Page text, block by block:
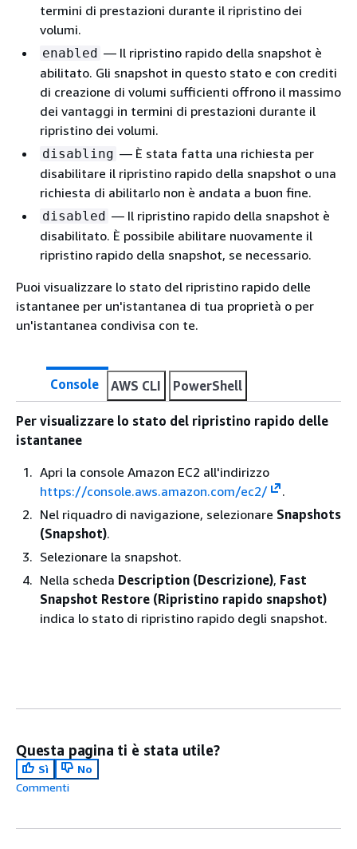
termini di prestazioni durante il ripristino dei
volumi.
enabled — Il ripristino rapido della snapshot è
abilitato. Gli snapshot in questo stato e con crediti
di creazione di volumi sufficienti offrono il massimo
dei vantaggi in termini di prestazioni durante il
ripristino dei volumi.
disabling — È stata fatta una richiesta per
disabilitare il ripristino rapido della snapshot o una
richiesta di abilitarlo non è andata a buon fine.
disabled — Il ripristino rapido della snapshot è
disabilitato. È possibile abilitare nuovamente il
ripristino rapido della snapshot, se necessario.
Puoi visualizzare lo stato del ripristino rapido delle
istantanee per un'istantanea di tua proprietà o per
un'istantanea condivisa con te.
Console AWS CLI PowerShell
Per visualizzare lo stato del ripristino rapido delle
istantanee
Apri la console Amazon EC2 all'indirizzo
https://console.aws.amazon.com/ec2/
.
Nel riquadro di navigazione, selezionare Snapshots
(Snapshot).
Selezionare la snapshot.
Nella scheda Description (Descrizione), Fast
Snapshot Restore (Ripristino rapido snapshot)
indica lo stato di ripristino rapido degli snapshot.
Questa pagina ti è stata utile?
Sì
No
Commenti